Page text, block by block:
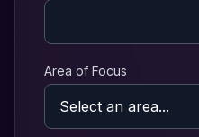
Area of Focus